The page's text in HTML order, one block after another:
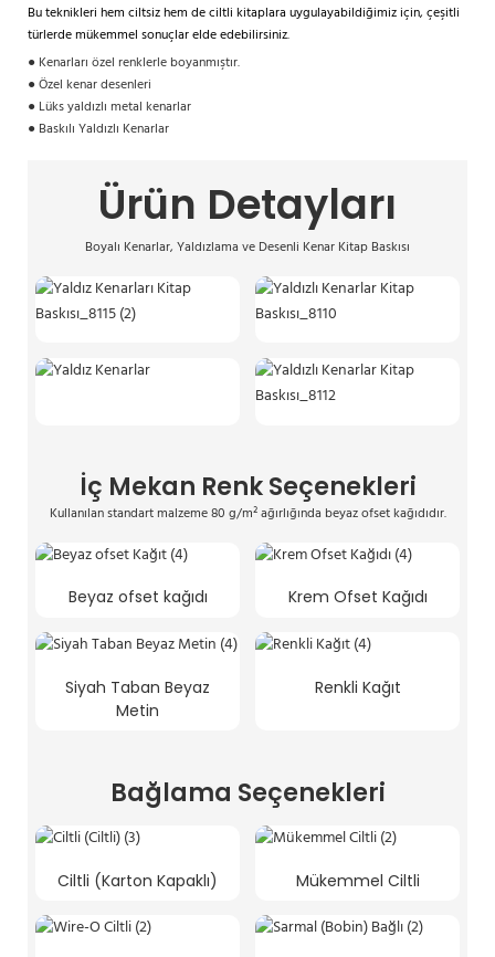
Bu teknikleri hem ciltsiz hem de ciltli kitaplara uygulayabildiğimiz için, çeşitli
türlerde mükemmel sonuçlar elde edebilirsiniz.
● Kenarları özel renklerle boyanmıştır.
● Özel kenar desenleri
● Lüks yaldızlı metal kenarlar
● Baskılı Yaldızlı Kenarlar
Ürün Detayları
Boyalı Kenarlar, Yaldızlama ve Desenli Kenar Kitap Baskısı
İç Mekan Renk Seçenekleri
Kullanılan standart malzeme 80 g/m² ağırlığında beyaz ofset kağıdıdır.
Beyaz ofset kağıdı Krem Ofset Kağıdı
Siyah Taban Beyaz
Metin
Renkli Kağıt
Bağlama Seçenekleri
Ciltli (Karton Kapaklı) Mükemmel Ciltli